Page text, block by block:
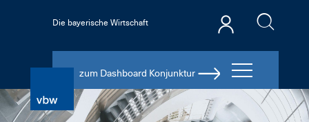
Die bayerische Wirtschaft
zum Dashboard Konjunktur